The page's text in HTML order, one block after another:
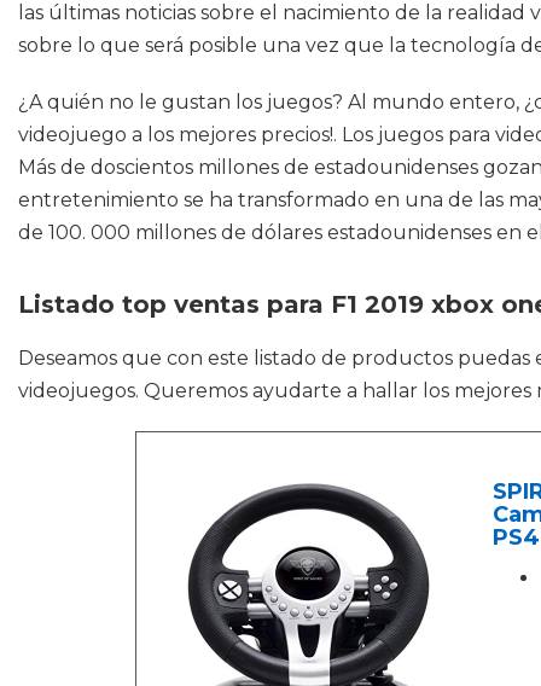
las últimas noticias sobre el nacimiento de la
sobre lo que será posible una vez que la tecnología
¿A quién no le gustan los juegos? Al mundo entero,
videojuego a los mejores precios!. Los juegos para
Más de doscientos millones de estadounidenses
entretenimiento se ha transformado en una de las
de 100. 000 millones de dólares estadounidenses en
Listado top ventas para F1 2019 xbox
Deseamos que con este listado de productos
videojuegos. Queremos ayudarte a hallar los